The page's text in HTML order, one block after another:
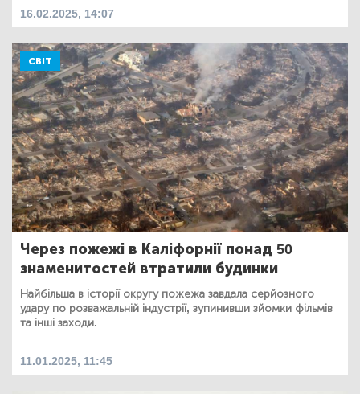
16.02.2025, 14:07
СВІТ
Через пожежі в Каліфорнії понад 50
знаменитостей втратили будинки
Найбільша в історії округу пожежа завдала серйозного
удару по розважальній індустрії, зупинивши зйомки фільмів
та інші заходи.
11.01.2025, 11:45